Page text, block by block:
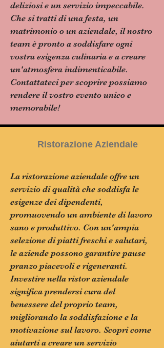
deliziosi e un servizio impeccabile.
Che si tratti di una festa, un
matrimonio o un aziendale, il nostro
team è pronto a soddisfare ogni
vostra esigenza culinaria e a creare
un'atmosfera indimenticabile.
Contattateci per scoprire possiamo
rendere il vostro evento unico e
memorabile!
Ristorazione Aziendale
La ristorazione aziendale offre un
servizio di qualità che soddisfa le
esigenze dei dipendenti,
promuovendo un ambiente di lavoro
sano e produttivo. Con un'ampia
selezione di piatti freschi e salutari,
le aziende possono garantire pause
pranzo piacevoli e rigeneranti.
Investire nella ristor aziendale
significa prendersi cura del
benessere del proprio team,
migliorando la soddisfazione e la
motivazione sul lavoro. Scopri come
aiutarti a creare un servizio